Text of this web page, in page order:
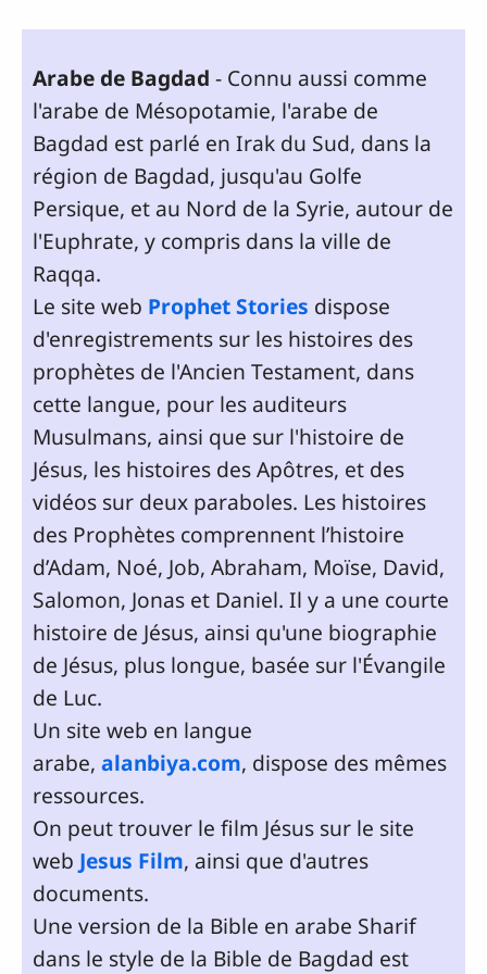
Arabe de Bagdad - Connu aussi comme
l'arabe de Mésopotamie, l'arabe de
Bagdad est parlé en Irak du Sud, dans la
région de Bagdad, jusqu'au Golfe
Persique, et au Nord de la Syrie, autour de
l'Euphrate, y compris dans la ville de
Raqqa.
Le site web Prophet Stories dispose
d'enregistrements sur les histoires des
prophètes de l'Ancien Testament, dans
cette langue, pour les auditeurs
Musulmans, ainsi que sur l'histoire de
Jésus, les histoires des Apôtres, et des
vidéos sur deux paraboles. Les histoires
des Prophètes comprennent l’histoire
d’Adam, Noé, Job, Abraham, Moïse, David,
Salomon, Jonas et Daniel. Il y a une courte
histoire de Jésus, ainsi qu'une biographie
de Jésus, plus longue, basée sur l'Évangile
de Luc.
Un site web en langue
arabe, alanbiya.com, dispose des mêmes
ressources.
On peut trouver le film Jésus sur le site
web Jesus Film, ainsi que d'autres
documents.
Une version de la Bible en arabe Sharif
dans le style de la Bible de Bagdad est